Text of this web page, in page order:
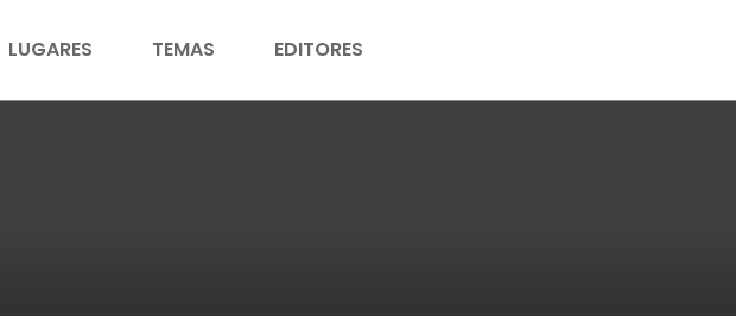
LUGARES TEMAS EDITORES